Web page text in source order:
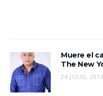
Muere el
The New
24 JULIO, 2019